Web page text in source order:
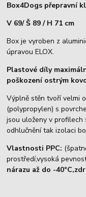
Box4Dogs přepravní
V 69/ Š 89 / H 71 cm
Box je vyroben z
úpravou ELOX.
Plastové díly
poškození ostrým
Výplně stěn tvoří velmi
(polypropylen) s
jsou uloženy v profilech
odhlučnění tak izolaci
Vlastnosti PPC:
prostředí,vysoká
nárazu až do -